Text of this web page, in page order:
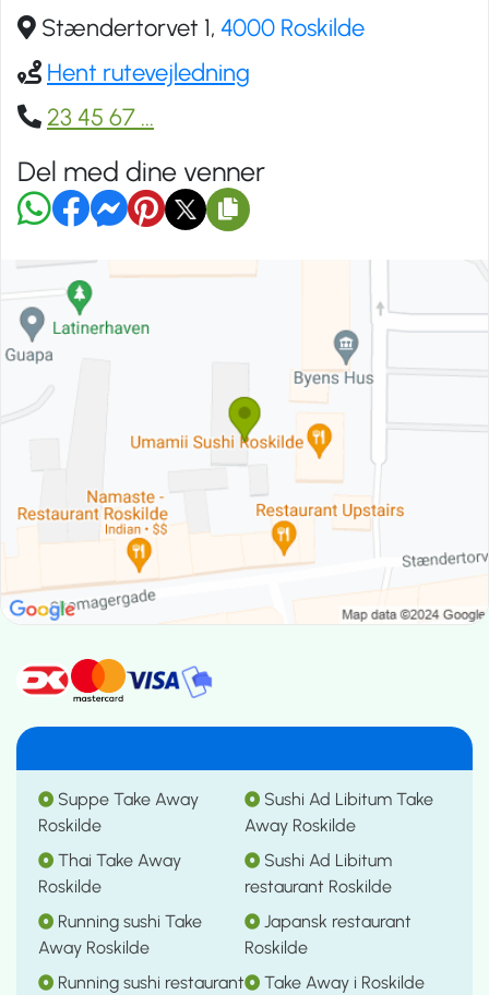
Stændertorvet 1, 4000 Roskilde
Hent rutevejledning
23 45 67 ...
Del med dine venner
Suppe Take Away
Roskilde
Sushi Ad Libitum Take
Away Roskilde
Thai Take Away
Roskilde
Sushi Ad Libitum
restaurant Roskilde
Running sushi Take
Away Roskilde
Japansk restaurant
Roskilde
Running sushi restaurant
Take Away i Roskilde